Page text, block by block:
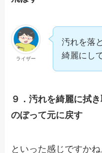
ライザー
汚れを落
綺麗にし
９．汚れを綺麗に拭
のぼって元に戻す
といった感じですかね